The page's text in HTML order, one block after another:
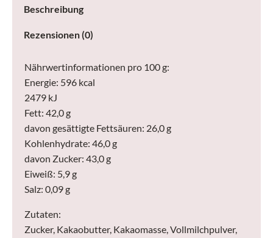
Beschreibung
Rezensionen (0)
Nährwertinformationen pro 100 g:
Energie: 596 kcal
2479 kJ
Fett: 42,0 g
davon gesättigte Fettsäuren: 26,0 g
Kohlenhydrate: 46,0 g
davon Zucker: 43,0 g
Eiweiß: 5,9 g
Salz: 0,09 g
Zutaten:
Zucker, Kakaobutter, Kakaomasse, Vollmilchpulver,